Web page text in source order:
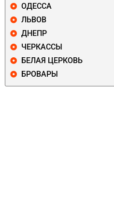
ОДЕССА
ЛЬВОВ
ДНЕПР
ЧЕРКАССЫ
БЕЛАЯ ЦЕРКОВЬ
БРОВАРЫ